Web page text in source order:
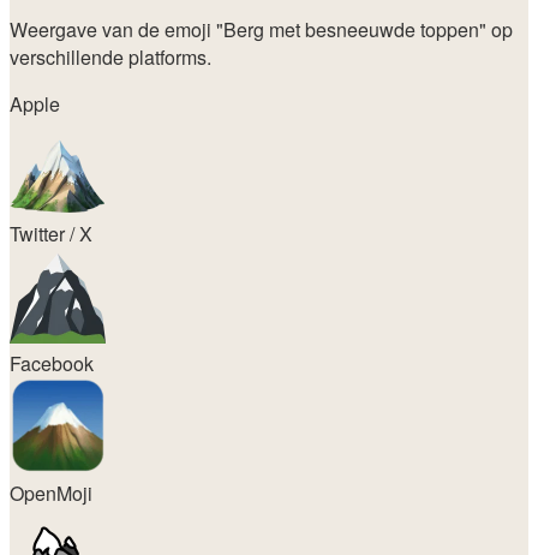
Weergave van de emoji "Berg met besneeuwde toppen" op
verschillende platforms.
Apple
Twitter / X
Facebook
OpenMoji